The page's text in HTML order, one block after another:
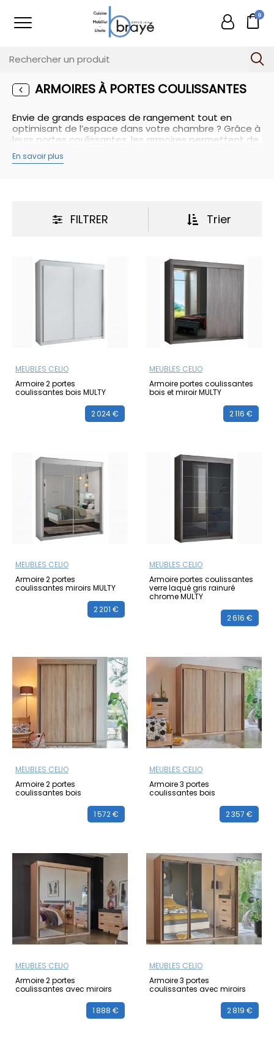
0
ARMOIRES À PORTES COULISSANTES
Envie de grands espaces de rangement tout en
optimisant de l’espace dans votre chambre ? Grâce à
leurs portes coulissantes, les armoires permettent de
s’offrir un dressing digne de ce nom sans perte
d’espace. A 2 ou 3 portes, les armoires à portes
En savoir plus
FILTRER Trier
MEUBLES CELIO
Armoire 2 portes
coulissantes bois MULTY
2 024 €
MEUBLES CELIO
Armoire portes coulissantes
bois et miroir MULTY
2 116 €
MEUBLES CELIO
Armoire 2 portes
coulissantes miroirs MULTY
2 201 €
MEUBLES CELIO
Armoire portes coulissantes
verre laqué gris rainuré
chrome MULTY
2 616 €
MEUBLES CELIO
Armoire 2 portes
coulissantes bois
1 572 €
MEUBLES CELIO
Armoire 3 portes
coulissantes bois
2 357 €
MEUBLES CELIO
Armoire 2 portes
coulissantes avec miroirs
1 888 €
MEUBLES CELIO
Armoire 3 portes
coulissantes avec miroirs
2 819 €